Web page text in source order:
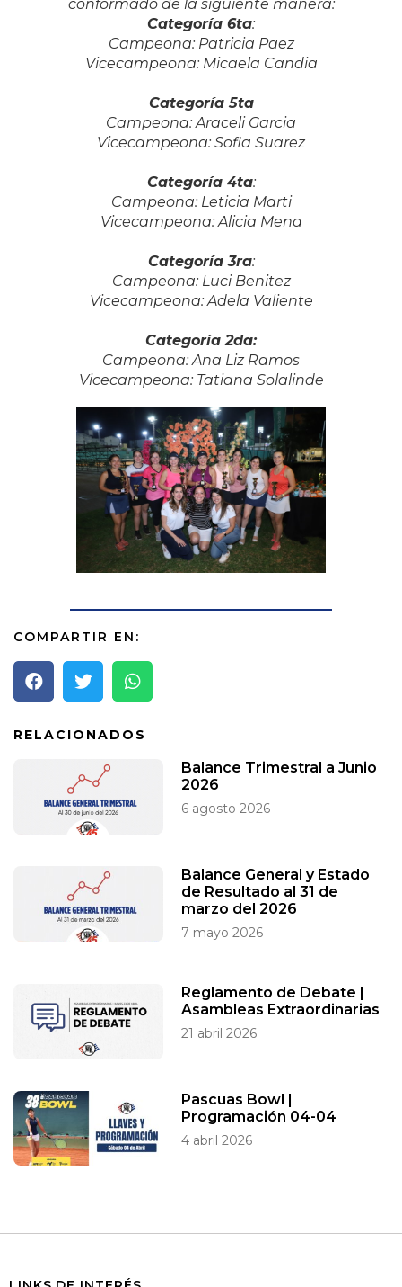
conformado de la siguiente manera:
Categoría 6ta:
Campeona: Patricia Paez
Vicecampeona: Micaela Candia
Categoría 5ta
Campeona: Araceli Garcia
Vicecampeona: Sofia Suarez
Categoría 4ta:
Campeona: Leticia Marti
Vicecampeona: Alicia Mena
Categoría 3ra:
Campeona: Luci Benitez
Vicecampeona: Adela Valiente
Categoría 2da:
Campeona: Ana Liz Ramos
Vicecampeona: Tatiana Solalinde
COMPARTIR EN:
RELACIONADOS
Balance Trimestral a Junio
2026
6 agosto 2026
Balance General y Estado
de Resultado al 31 de
marzo del 2026
7 mayo 2026
Reglamento de Debate |
Asambleas Extraordinarias
21 abril 2026
Pascuas Bowl |
Programación 04-04
4 abril 2026